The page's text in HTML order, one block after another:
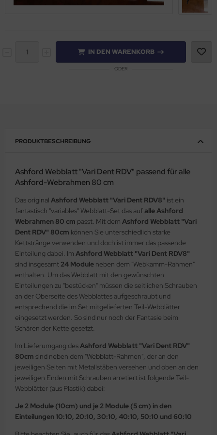
IN DEN WARENKORB
ODER
PRODUKTBESCHREIBUNG
Ashford Webblatt "Vari Dent RDV" passend für alle
Ashford-Webrahmen 80 cm
Das original Ashford Webblatt "Vari Dent RDV8" ist ein
fantastisch "variables" Webblatt-Set das aufalle Ashford
Webrahmen 80 cm passt. Mit dem Ashford Webblatt "Vari
Dent RDV" 80cm können Sie unterschiedlich starke
Kettstränge verwenden und doch ist immer das passende
Einteilung dabei. Im Ashford Webblatt "Vari Dent RDV8"
sind insgesamt 24 Module neben dem "Webkamm-Rahmen"
enthalten. Um das Webblatt mit den gewünschten
Einteilungen zu "bestücken" müssen die seitlichen Schrauben
an der Oberseite des Webblattes aufgeschraubt und
entsprechend die im Set mitgelieferten Teil-Webblätter
eingesetzt werden. So sind nur noch der Fantasie beim
Schären der Kette gesetzt.
Im Lieferumgang desAshford Webblatt "Vari Dent RDV"
80cm sind neben dem "Webblatt-Rahmen", der an den
jeweiligen Seiten mit Metallstäben versehen und oben an den
jeweiligen Enden mit Schrauben arretiert ist folgende Teil-
Webblätter (aus Plastik) dabei:
Je 2 Module (10cm) und je 2 Module (5 cm) in den
Einteilungen 10:10, 20:10, 30:10, 40:10, 50:10 und 60:10